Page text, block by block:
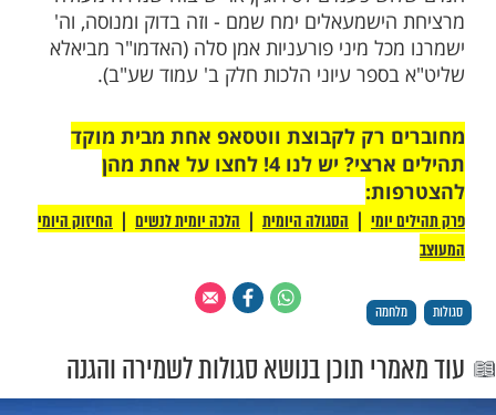
שלא מדברים בתפילה אצל הספרדים, לכן
הכנסיות והמדרשות שלהם מרובה מאוד,
כל היהודים שם (תשובות והנהגות חלק א'
נמצא בפסוק (שמותפרק י"דפסוק י"ד) "ה'
ואתם תחרישון", אימתי ה' ילחם לכם? בזמן
- כלומר שתשתקו ותחרישו בשעת
איש מצליח עמוד 55).
הרב אלחנן היילפרין זצ"ל, שקבלה בידו
שהצריכו חז"ל לעשותן ללא ברכה - כגון: